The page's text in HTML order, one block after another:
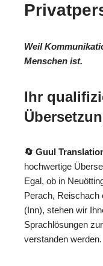
Weil
Menschen ist.
Ihr
🔄 Guul
hochwertige
Egal, ob in
Perach, Reischach
(Inn), stehen wir
Sprachlösungen
verstanden werden.